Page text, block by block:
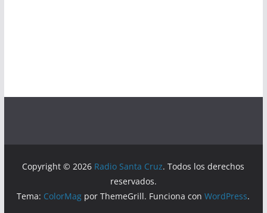
Copyright © 2026 Radio Santa Cruz. Todos los derechos
reservados.
Tema: ColorMag por ThemeGrill. Funciona conWordPress.